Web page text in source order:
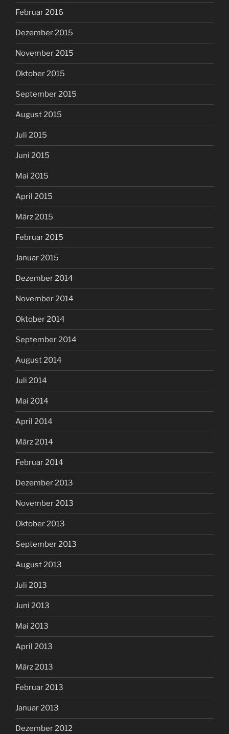
Februar 2016
Dezember 2015
November 2015
Oktober 2015
September 2015
August 2015
Juli 2015
Juni 2015
Mai 2015
April 2015
März 2015
Februar 2015
Januar 2015
Dezember 2014
November 2014
Oktober 2014
September 2014
August 2014
Juli 2014
Mai 2014
April 2014
März 2014
Februar 2014
Dezember 2013
November 2013
Oktober 2013
September 2013
August 2013
Juli 2013
Juni 2013
Mai 2013
April 2013
März 2013
Februar 2013
Januar 2013
Dezember 2012